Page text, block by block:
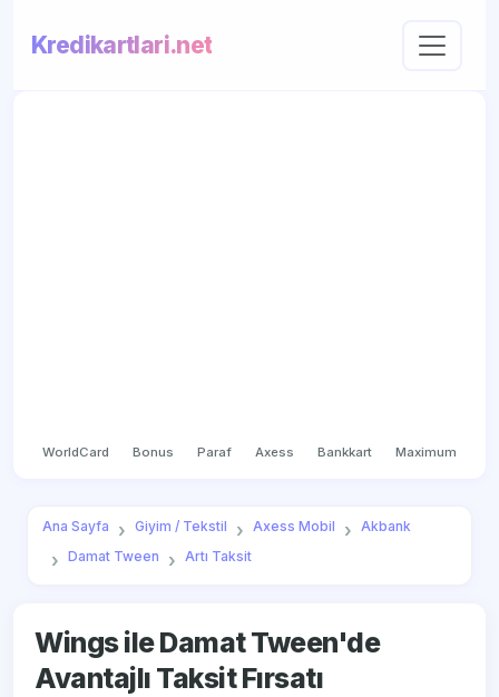
Kredikartlari.net
WorldCard Bonus Paraf Axess Bankkart Maximum
Ana Sayfa Giyim / Tekstil Axess Mobil
Akbank
Damat Tween
Artı Taksit
Wings ile Damat Tween'de
Avantajlı Taksit Fırsatı